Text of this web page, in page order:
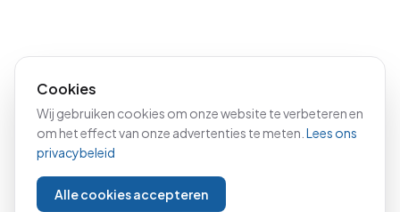
Cookies
Wij gebruiken cookies om onze website te verbeteren en
om het effect van onze advertenties te meten. Lees ons
privacybeleid
Alle cookies accepteren